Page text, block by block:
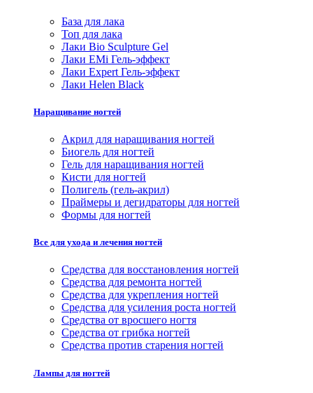
База для лака
Топ для лака
Лаки Bio Sculpture Gel
Лаки EMi Гель-эффект
Лаки Expert Гель-эффект
Лаки Helen Black
Наращивание ногтей
Акрил для наращивания ногтей
Биогель для ногтей
Гель для наращивания ногтей
Кисти для ногтей
Полигель (гель-акрил)
Праймеры и дегидраторы для ногтей
Формы для ногтей
Все для ухода и лечения ногтей
Средства для восстановления ногтей
Средства для ремонта ногтей
Средства для укрепления ногтей
Средства для усиления роста ногтей
Средства от вросшего ногтя
Средства от грибка ногтей
Средства против старения ногтей
Лампы для ногтей